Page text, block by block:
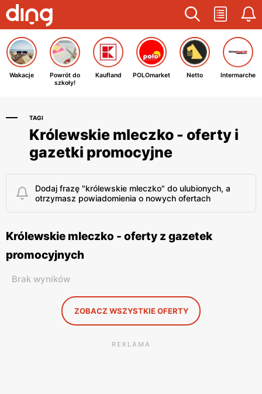
Wakacje
Powrót do
szkoły!
Kaufland POLOmarket Netto Intermarche
TAGI
Królewskie mleczko - oferty i
gazetki promocyjne
Dodaj frazę "królewskie mleczko" do ulubionych, a
otrzymasz powiadomienia o nowych ofertach
Królewskie mleczko - oferty z gazetek
promocyjnych
Brak wyników
ZOBACZ WSZYSTKIE OFERTY
REKLAMA